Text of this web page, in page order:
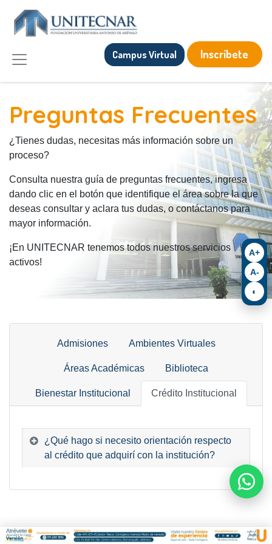
Campus Virtual Inscríbete
Preguntas Frecuentes
¿Tienes dudas, necesitas más información sobre un
proceso?
Consulta nuestra guía de preguntas frecuentes, ingresa
dando clic en el botón que identifique el área sobre la que
deseas consultar y aclara tus dudas, o contáctanos para
mayor información.
¡En UNITECNAR tenemos todos nuestros servicios
activos!
Admisiones Ambientes Virtuales
Áreas Académicas Biblioteca
Bienestar Institucional Crédito Institucional
¿Qué hago si necesito orientación respecto
al crédito que adquirí con la institución?
A+
A-
◐